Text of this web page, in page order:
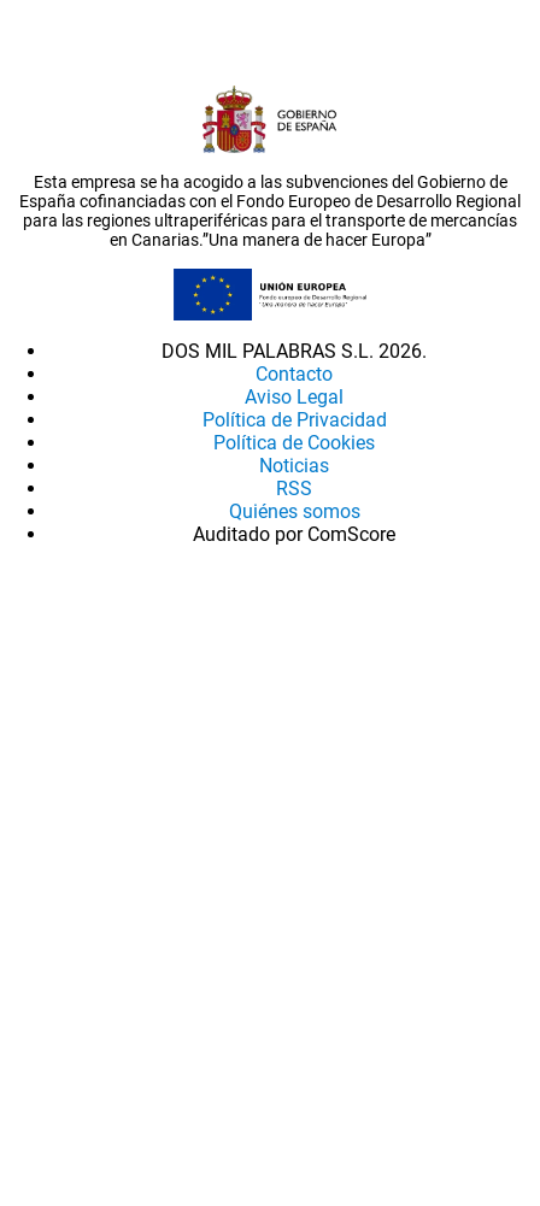
Esta empresa se ha acogido a las subvenciones del Gobierno de
España cofinanciadas con el Fondo Europeo de Desarrollo Regional
para las regiones ultraperiféricas para el transporte de mercancías
en Canarias.”Una manera de hacer Europa”
DOS MIL PALABRAS S.L. 2026.
Contacto
Aviso Legal
Política de Privacidad
Política de Cookies
Noticias
RSS
Quiénes somos
Auditado por ComScore